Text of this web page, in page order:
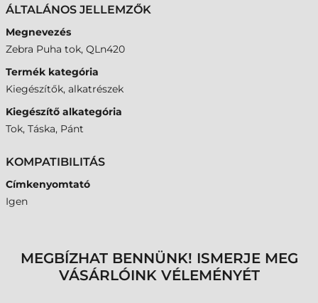
ÁLTALÁNOS JELLEMZŐK
Megnevezés
Zebra Puha tok, QLn420
Termék kategória
Kiegészítők, alkatrészek
Kiegészítő alkategória
Tok, Táska, Pánt
KOMPATIBILITÁS
Címkenyomtató
Igen
MEGBÍZHAT BENNÜNK! ISMERJE MEG
VÁSÁRLÓINK VÉLEMÉNYÉT